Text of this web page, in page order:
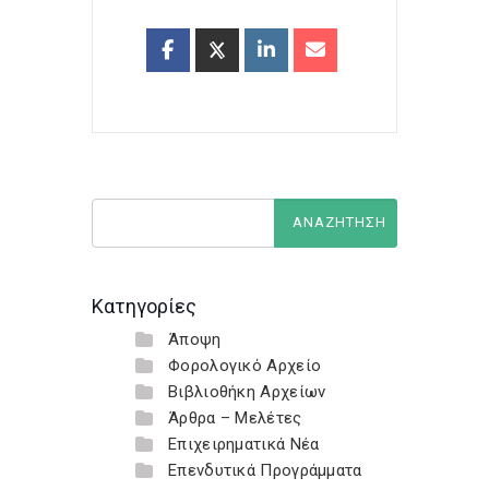
Κατηγορίες
Άποψη
Φορολογικό Αρχείο
Βιβλιοθήκη Αρχείων
Άρθρα – Μελέτες
Επιχειρηματικά Νέα
Επενδυτικά Προγράμματα